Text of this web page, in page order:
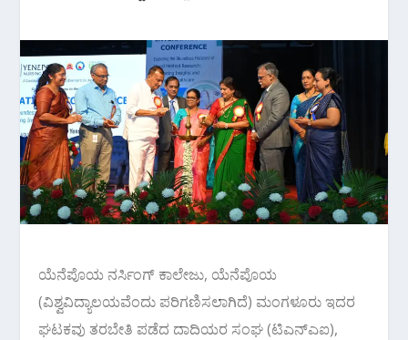
ಯೆನೆಪೊಯ ನರ್ಸಿಂಗ್ ಕಾಲೇಜು, ಯೆನೆಪೊಯ
(ವಿಶ್ವವಿದ್ಯಾಲಯವೆಂದು ಪರಿಗಣಿಸಲಾಗಿದೆ) ಮಂಗಳೂರು ಇದರ
ಘಟಕವು ತರಬೇತಿ ಪಡೆದ ದಾದಿಯರ ಸಂಘ (ಟಿಎನ್‌ಎಐ),